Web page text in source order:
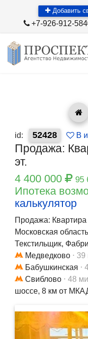
Добавить
+7-926-912-
id: 52428 В
Продажа:
эт.
4 400 000 95
Ипотека
калькулятор
Продажа: Квартира
Московская
Текстильщик,
Медведково ⋅
Бабушкинская ⋅
Свиблово ⋅ 48
шоссе, 8 км от